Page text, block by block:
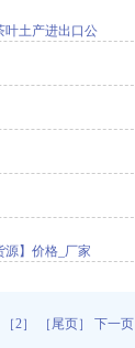
叶土产进出口公
源】价格_厂家
［2］ ［尾页］ 下一页